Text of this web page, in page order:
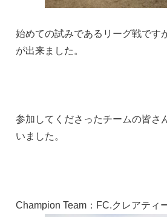
始めての試みであるリーグ戦です
が出来ました。
参加してくださったチームの皆さ
いました。
Champion Team：FC.クレアティ